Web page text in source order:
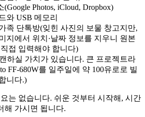
Photos, iCloud, Dropbox)
와 USB 메모리
족 단톡방(잊힌 사진의 보물 창고지만,
지에서 위치·날짜 정보를 지우니 원본
접 입력해야 합니다)
하실 가치가 있습니다. 큰 프로젝트라
FF-680W를 일주일에 약 100유로로 빌
니다.)
는 없습니다. 쉬운 것부터 시작해, 시간
해 가시면 됩니다.